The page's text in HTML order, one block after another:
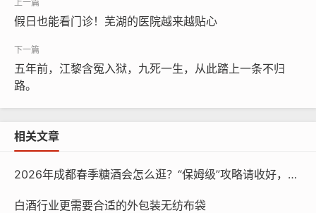
病大楼门口，一辆120急救车正闭环转运一名患者前
来就医。市人民医院党委委员、护理部主任钱立芳
告诉记者，急危重症患者可直接拨打120急救电话，
假日也能看门诊！芜湖的医院越来越贴心
五年前，江黎含冤入狱，九死一生，从此踏上一条不归
路。
相关文章
2026年成都春季糖酒会怎么逛？“保姆级”攻略请收好，做展会必备挎肩袋可联系15225080030
白酒行业更需要合适的外包装无纺布袋